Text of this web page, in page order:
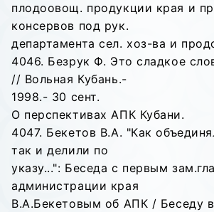
плодоовощ. продукции края и
консервов под рук.
департамента сел. хоз-ва и
4046. Безрук Ф. Это сладкое
// Вольная Кубань.-
1998.- 30 сент.
О перспективах АПК Кубани.
4047. Бекетов В.А. "Как
так и делили по
указу...": Беседа с первым
администрации края
В.А.Бекетовым об АПК / Беседу